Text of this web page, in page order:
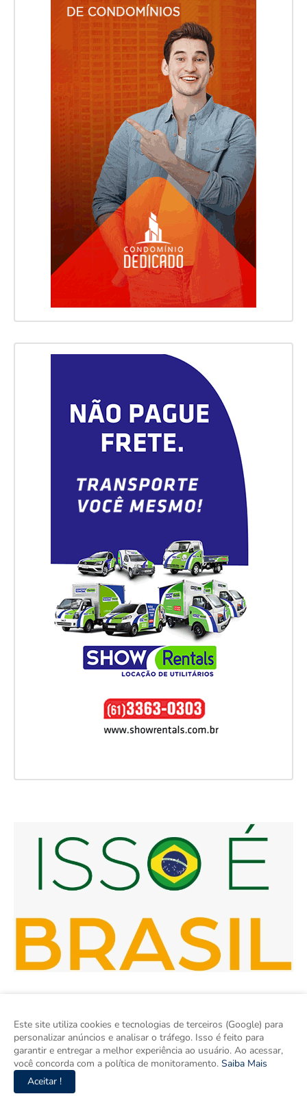
Isso é Brasil é seu site de notícias e um espaço para discutir as
Regiões do Brasil. Aqui tem informação de verdade com
Este site utiliza cookies e tecnologias de terceiros (Google) para
personalizar anúncios e analisar o tráfego. Isso é feito para
garantir e entregar a melhor experiência ao usuário. Ao acessar,
você concorda com a política de monitoramento. Saiba Mais
Aceitar !